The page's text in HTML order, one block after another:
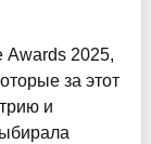
Awards 2025,
за этот
и